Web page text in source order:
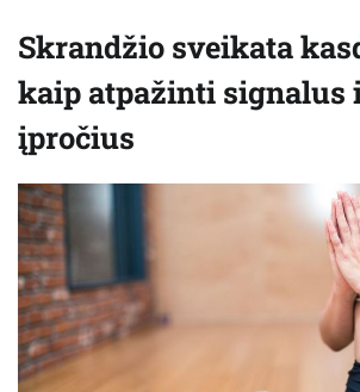
Skrandžio sveikata
kaip atpažinti signalus
įpročius